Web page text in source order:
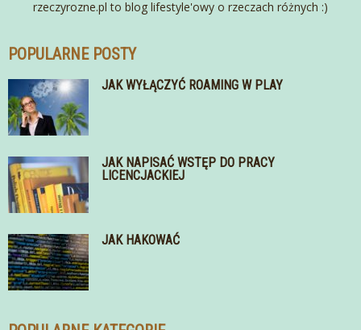
rzeczyrozne.pl to blog lifestyle'owy o rzeczach różnych :)
POPULARNE POSTY
JAK WYŁĄCZYĆ ROAMING W PLAY
JAK NAPISAĆ WSTĘP DO PRACY
LICENCJACKIEJ
JAK HAKOWAĆ